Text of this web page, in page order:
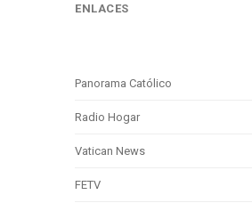
ENLACES
Panorama Católico
Radio Hogar
Vatican News
FETV